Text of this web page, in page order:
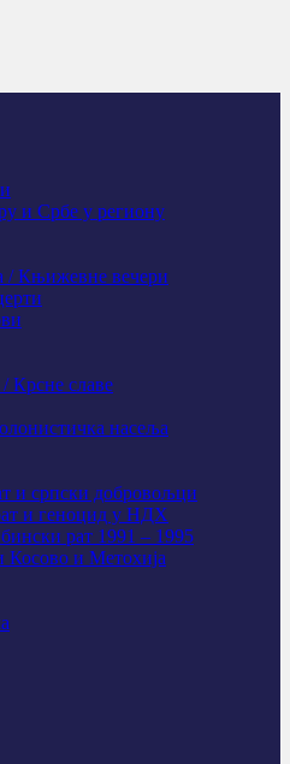
и Србе у региону
/ Књижевне вечери
/ Крсне славе
насеља
и српски добровољци
и геноцид у НДХ
рат 1991 – 1995
и Метохија